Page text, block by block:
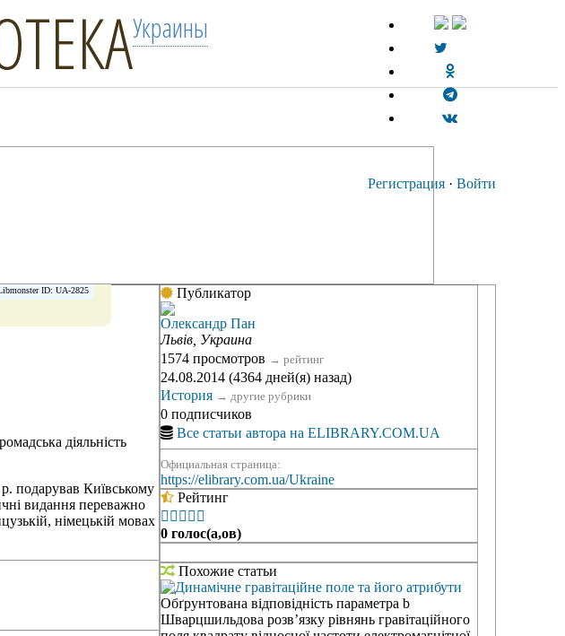
Украины
Регистрация · Войти
ID: UA-2825
дiяльнiсть
подарував Київському
видання переважно
нiмецькiй мовах
Публикатор
Олександр Пан
Львiв, Украина
1574 просмотров → рейтинг
24.08.2014 (4364 дней(я) назад)
История → другие рубрики
0 подписчиков
Все статьи автора на ELIBRARY.COM.UA
Официальная страница:
https://elibrary.com.ua/Ukraine
Рейтинг
    
0 голос(а,ов)
Похожие статьи
Динамічне гравітаційне поле та його атрибути
Обґрунтована відповідність параметра b
Шварцшильдова розв’язку рівнянь гравітаційного